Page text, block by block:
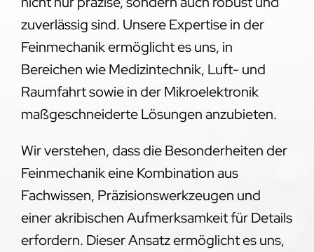
zuverlässig sind. Unsere Expertise in der
Feinmechanik ermöglicht es uns, in
Bereichen wie Medizintechnik, Luft- und
Raumfahrt sowie in der Mikroelektronik
maßgeschneiderte Lösungen anzubieten.
Wir verstehen, dass die Besonderheiten der
Feinmechanik eine Kombination aus
Fachwissen, Präzisionswerkzeugen und
einer akribischen Aufmerksamkeit für Details
erfordern. Dieser Ansatz ermöglicht es uns,